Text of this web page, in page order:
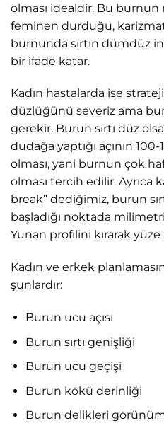
olması idealdir. Bu
feminen durduğu,
burnunda sırtın dümdüz
bir ifade katar.
Kadın hastalarda ise
düzlüğünü severiz ama
gerekir. Burun sırtı düz
dudağa yaptığı açının
olması, yani burnun çok
olması tercih edilir. Ayrıca
break” dediğimiz, burun
başladığı noktada
Yunan profilini kırarak
Kadın ve erkek
şunlardır:
Burun ucu açısı
Burun sırtı genişliği
Burun ucu geçişi
Burun kökü derinliği
Burun delikleri